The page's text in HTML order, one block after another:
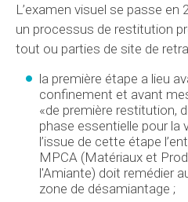
L’examen visuel se passe en
un processus de restitution
tout ou parties de site de
la première étape a lieu
confinement et avant
«de première restitution,
phase essentielle pour la
l’issue de cette étape
MPCA (Matériaux et
l'Amiante) doit remédier
zone de désamiantage ;